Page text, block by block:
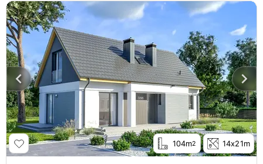
104m2 14x21m